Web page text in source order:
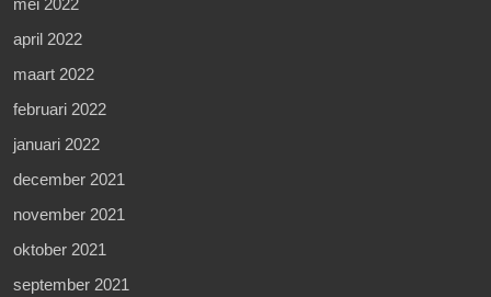
mei 2022
april 2022
maart 2022
februari 2022
januari 2022
december 2021
november 2021
oktober 2021
september 2021